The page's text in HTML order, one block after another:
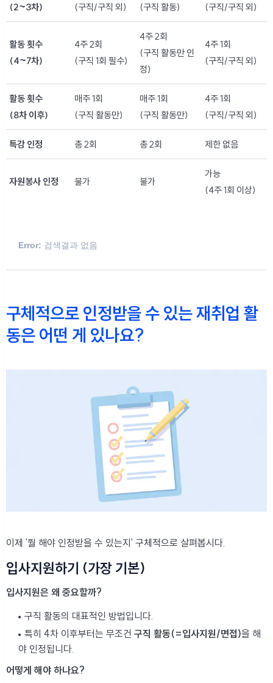
(2~3차)
(구직/구직 외)
(구직 활동)
(구직/구직 외)
활동 횟수
(4~7차)
4주 2회
(구직 1회 필수)
4주 2회
(구직 활동만 인
정)
4주 1회
(구직/구직 외)
활동 횟수
(8차 이후)
매주 1회
(구직 활동만)
매주 1회
(구직 활동만)
4주 1회
(구직/구직 외)
특강 인정 총 2회 총 2회 제한 없음
자원봉사 인정 불가 불가
가능
(4주 1회 이상)
Error: 검색결과 없음
구체적으로 인정받을 수 있는 재취업 활
동은 어떤 게 있나요?
이제 '뭘 해야 인정받을 수 있는지' 구체적으로 살펴봅시다.
입사지원하기 (가장 기본)
입사지원은 왜 중요할까?
구직 활동의 대표적인 방법입니다.
특히 4차 이후부터는 무조건 구직 활동(=입사지원/면접)을 해
야 인정됩니다.
어떻게 해야 하나요?